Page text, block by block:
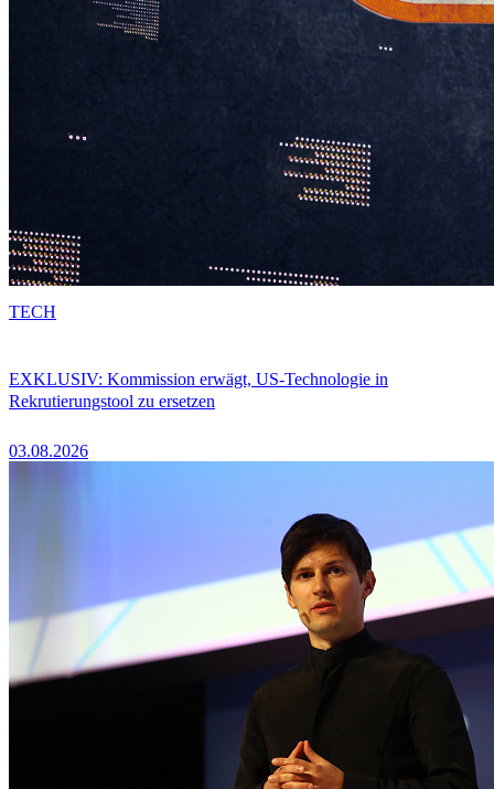
EXKLUSIV: Kommission erwägt, US-Technologie in
Rekrutierungstool zu ersetzen
03.08.2026
TECH